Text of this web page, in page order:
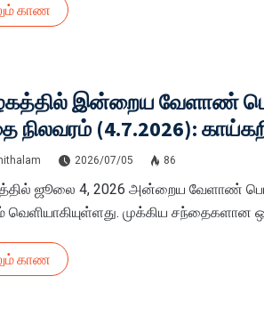
காண
இன்றைய வேளாண்
நிலவரம் (4.7.2026):
விலை அதிரடி மாற்றம்!
2026/07/05 86
ஜூலை 4, 2026 அன்றைய வேளாண்
வெளியாகியுள்ளது. முக்கிய சந்தைகளான
காண